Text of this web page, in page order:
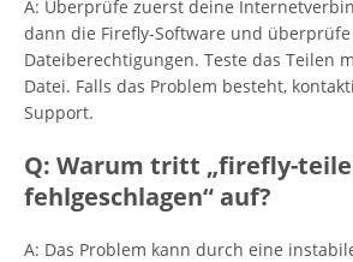
A: Überprüfe zuerst deine
dann die Firefly-Software und
Dateiberechtigungen. Teste das Teilen
Datei. Falls das Problem besteht,
Support.
Q: Warum tritt „firefly-
fehlgeschlagen“ auf?
A: Das Problem kann durch eine